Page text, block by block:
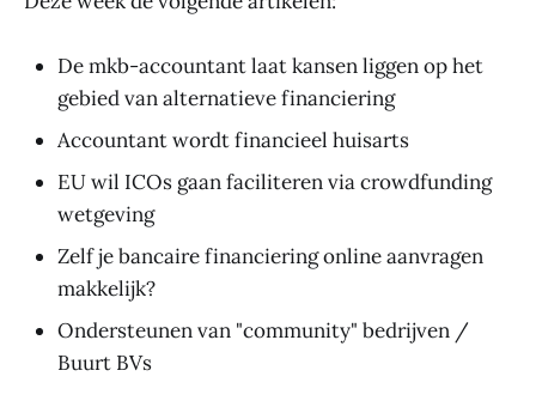
De mkb-accountant laat kansen liggen op het
gebied van alternatieve financiering
Accountant wordt financieel huisarts
EU wil ICOs gaan faciliteren via crowdfunding
wetgeving
Zelf je bancaire financiering online aanvragen
makkelijk?
Ondersteunen van "community" bedrijven /
Buurt BVs